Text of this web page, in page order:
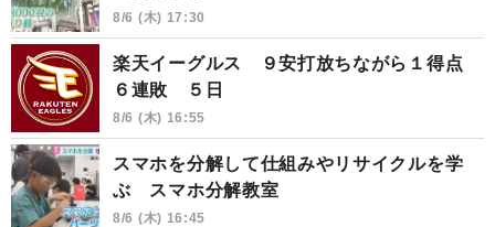
8/6 (木) 17:30
楽天イーグルス ９安打放ちながら１得点
６連敗 ５日
8/6 (木) 16:55
スマホを分解して仕組みやリサイクルを学
ぶ スマホ分解教室
8/6 (木) 16:45